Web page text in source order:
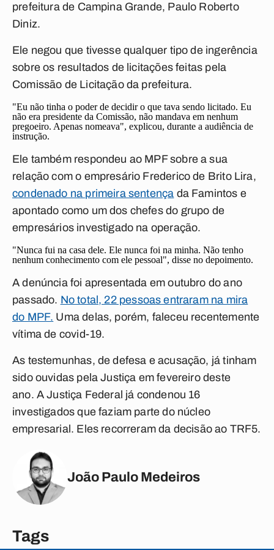
prefeitura de Campina Grande, Paulo Roberto
Diniz.
Ele negou que tivesse qualquer tipo de ingerência
sobre os resultados de licitações feitas pela
Comissão de Licitação da prefeitura.
"Eu não tinha o poder de decidir o que tava sendo licitado. Eu
não era presidente da Comissão, não mandava em nenhum
pregoeiro. Apenas nomeava", explicou, durante a audiência de
instrução.
Ele também respondeu ao MPF sobre a sua
relação com o empresário Frederico de Brito Lira,
condenado na primeira sentença da Famintos e
apontado como um dos chefes do grupo de
empresários investigado na operação.
"Nunca fui na casa dele. Ele nunca foi na minha. Não tenho
nenhum conhecimento com ele pessoal", disse no depoimento.
A denúncia foi apresentada em outubro do ano
passado. No total, 22 pessoas entraram na mira
do MPF. Uma delas, porém, faleceu recentemente
vítima de covid-19.
As testemunhas, de defesa e acusação, já tinham
sido ouvidas pela Justiça em fevereiro deste
ano. A Justiça Federal já condenou 16
investigados que faziam parte do núcleo
empresarial. Eles recorreram da decisão ao TRF5.
João Paulo Medeiros
Tags